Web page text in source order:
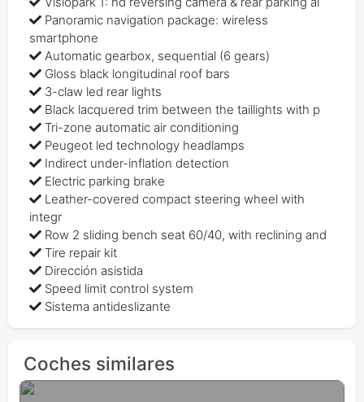
Panoramic navigation package: wireless
smartphone
Automatic gearbox, sequential (6 gears)
Gloss black longitudinal roof bars
3-claw led rear lights
Black lacquered trim between the taillights with p
Tri-zone automatic air conditioning
Peugeot led technology headlamps
Indirect under-inflation detection
Electric parking brake
Leather-covered compact steering wheel with
integr
Row 2 sliding bench seat 60/40, with reclining and
Tire repair kit
Dirección asistida
Speed limit control system
Sistema antideslizante
Coches similares